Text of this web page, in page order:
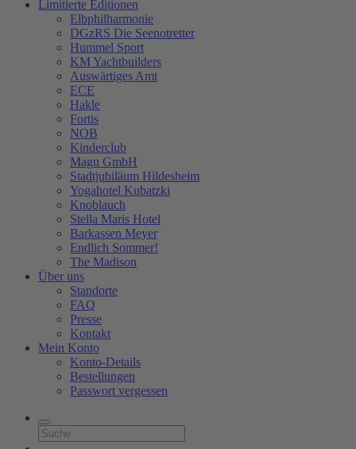
Limitierte Editionen
Elbphilharmonie
DGzRS Die Seenotretter
Hummel Sport
KM Yachtbuilders
Auswärtiges Amt
ECE
Hakle
Fortis
NOB
Kinderclub
Magu GmbH
Stadtjubiläum Hildesheim
Yogahotel Kubatzki
Knoblauch
Stella Maris Hotel
Barkassen Meyer
Endlich Sommer!
The Madison
Über uns
Standorte
FAQ
Presse
Kontakt
Mein Konto
Konto-Details
Bestellungen
Passwort vergessen